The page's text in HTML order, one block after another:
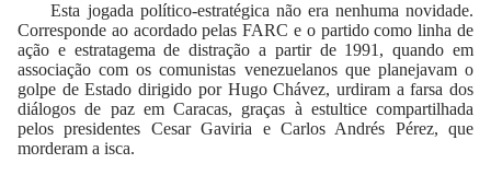
Esta jogada político-estratégica não era nenhuma novidade.
Corresponde ao acordado pelas FARC e o partido como linha de
ação e estratagema de distração a partir de 1991, quando em
associação com os comunistas venezuelanos que planejavam o
golpe de Estado dirigido por Hugo Chávez, urdiram a farsa dos
diálogos de paz em Caracas, graças à estultice compartilhada
pelos presidentes Cesar Gaviria e Carlos Andrés Pérez, que
morderam a isca.